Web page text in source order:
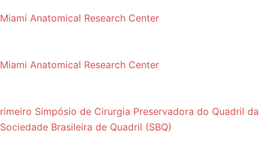
Miami Anatomical Research Center
Miami Anatomical Research Center
rimeiro Simpósio de Cirurgia Preservadora do Quadril da
Sociedade Brasileira de Quadril (SBQ)